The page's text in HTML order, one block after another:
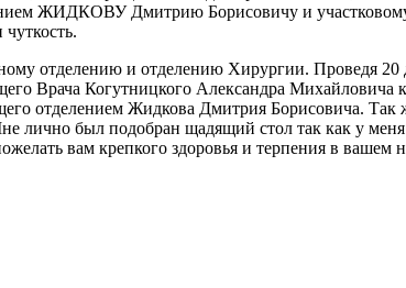
ЖИДКОВУ Дмитрию Борисовичу и
отделению и отделению Хирургии. Проведя
Врача Когутницкого Александра
отделением Жидкова Дмитрия Борисовича.
был подобран щадящий стол так как у
вам крепкого здоровья и терпения в вашем